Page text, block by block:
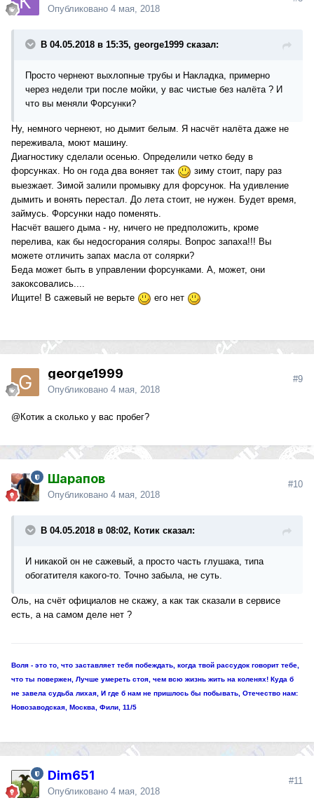
Опубликовано 4 мая, 2018
В 04.05.2018 в 15:35, george1999 сказал:
Просто чернеют выхлопные трубы и Накладка, примерно
через недели три после мойки, у вас чистые без налёта ? И
что вы меняли Форсунки?
Ну, немного чернеют, но дымит белым. Я насчёт налёта даже не
переживала, моют машину.
Диагностику сделали осенью. Определили четко беду в
форсунках. Но он года два воняет так
зиму стоит, пару раз
выезжает. Зимой залили промывку для форсунок. На удивление
дымить и вонять перестал. До лета стоит, не нужен. Будет время,
займусь. Форсунки надо поменять.
Насчёт вашего дыма - ну, ничего не предположить, кроме
перелива, как бы недосгорания соляры. Вопрос запаха!!! Вы
можете отличить запах масла от солярки?
Беда может быть в управлении форсунками. А, может, они
закоксовались....
Ищите! В сажевый не верьте
его нет
george1999
Опубликовано 4 мая, 2018
#9
@Котик а сколько у вас пробег?
Шарапов
Опубликовано 4 мая, 2018
#10
В 04.05.2018 в 08:02, Котик сказал:
И никакой он не сажевый, а просто часть глушака, типа
обогатителя какого-то. Точно забыла, не суть.
Оль, на счёт официалов не скажу, а как так сказали в сервисе
есть, а на самом деле нет ?
Воля - это то, что заставляет тебя побеждать, когда твой рассудок говорит тебе,
что ты повержен, Лучше умереть стоя, чем всю жизнь жить на коленях! Куда б
не завела судьба лихая, И где б нам не пришлось бы побывать, Отечество нам:
Новозаводская, Москва, Фили, 11/5
Dim651
Опубликовано 4 мая, 2018
#11